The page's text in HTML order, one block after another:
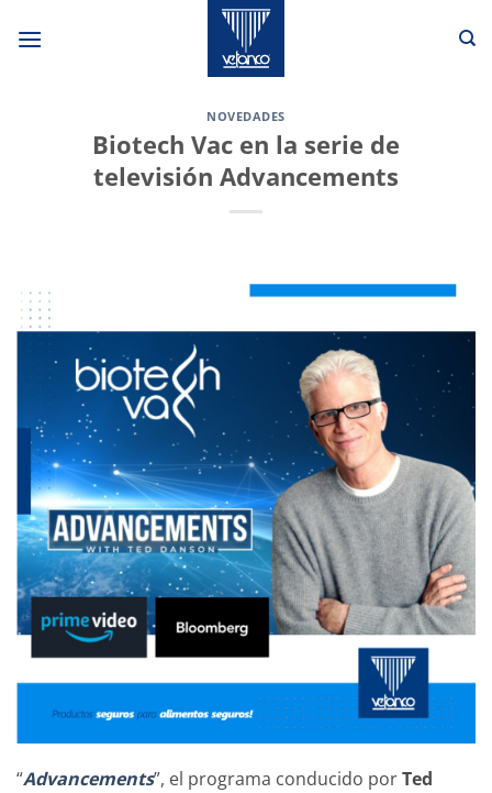
NOVEDADES
Biotech Vac en la serie de
televisión Advancements
“Advancements”, el programa conducido porTed